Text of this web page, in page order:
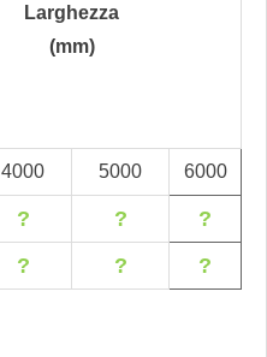
Larghezza
(mm)
4000 5000 6000
? ? ?
? ? ?